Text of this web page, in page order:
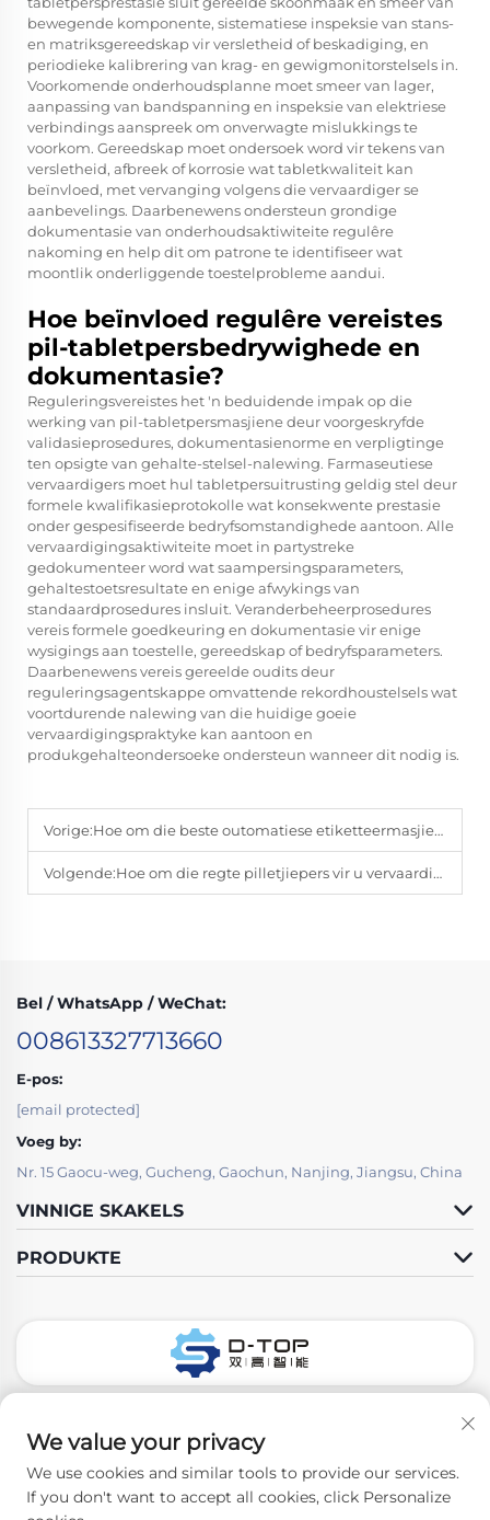
bewegende komponente, sistematiese inspeksie van stans-
en matriksgereedskap vir versletheid of beskadiging, en
periodieke kalibrering van krag- en gewigmonitorstelsels in.
Voorkomende onderhoudsplanne moet smeer van lager,
aanpassing van bandspanning en inspeksie van elektriese
verbindings aanspreek om onverwagte mislukkings te
voorkom. Gereedskap moet ondersoek word vir tekens van
versletheid, afbreek of korrosie wat tabletkwaliteit kan
beïnvloed, met vervanging volgens die vervaardiger se
aanbevelings. Daarbenewens ondersteun grondige
dokumentasie van onderhoudsaktiwiteite regulêre
nakoming en help dit om patrone te identifiseer wat
moontlik onderliggende toestelprobleme aandui.
Hoe beïnvloed regulêre vereistes
pil-tabletpersbedrywighede en
dokumentasie?
Reguleringsvereistes het 'n beduidende impak op die
werking van pil-tabletpersmasjiene deur voorgeskryfde
validasieprosedures, dokumentasienorme en verpligtinge
ten opsigte van gehalte-stelsel-nalewing. Farmaseutiese
vervaardigers moet hul tabletpersuitrusting geldig stel deur
formele kwalifikasieprotokolle wat konsekwente prestasie
onder gespesifiseerde bedryfsomstandighede aantoon. Alle
vervaardigingsaktiwiteite moet in partystreke
gedokumenteer word wat saampersingsparameters,
gehaltestoetsresultate en enige afwykings van
standaardprosedures insluit. Veranderbeheerprosedures
vereis formele goedkeuring en dokumentasie vir enige
wysigings aan toestelle, gereedskap of bedryfsparameters.
Daarbenewens vereis gereelde oudits deur
reguleringsagentskappe omvattende rekordhoustelsels wat
voortdurende nalewing van die huidige goeie
vervaardigingspraktyke kan aantoon en
produkgehalteondersoeke ondersteun wanneer dit nodig is.
Vorige:Hoe om die beste outomatiese etiketteermasjien vir u vervaardigingsproses te kies?
Volgende:Hoe om die regte pilletjiepers vir u vervaardiging te kies?
Bel / WhatsApp / WeChat:
008613327713660
E-pos:
[email protected]
Voeg by:
Nr. 15 Gaocu-weg, Gucheng, Gaochun, Nanjing, Jiangsu, China
VINNIGE SKAKELS
PRODUKTE
Kopiereg © 2026 Nanjing D-Top Pharmatech Co., Ltd. Alle regte
We value your privacy
We use cookies and similar tools to provide our services.
If you don't want to accept all cookies, click Personalize